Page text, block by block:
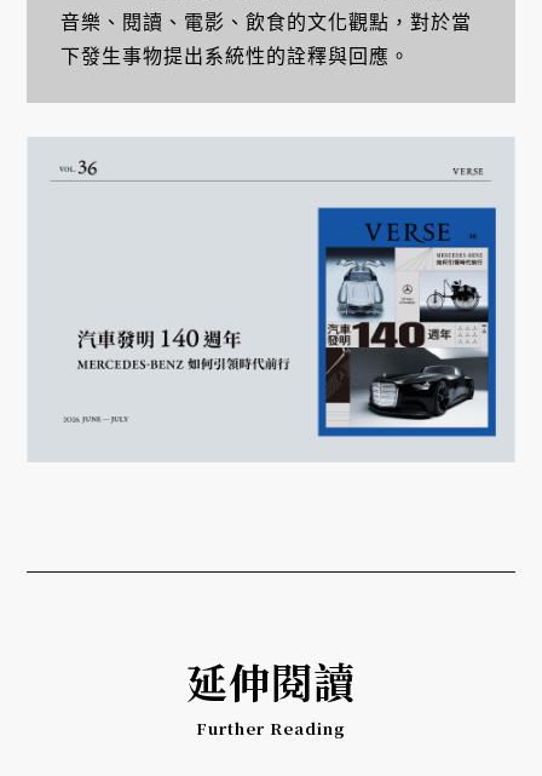
音樂、閱讀、電影、飲食的文化觀點，對於當
下發生事物提出系統性的詮釋與回應。
延伸閱讀
Further Reading